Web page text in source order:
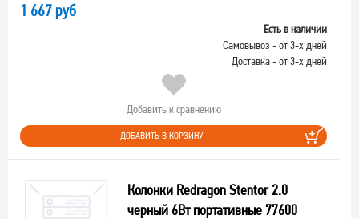
1 667 руб
Есть в наличии
Самовывоз - от 3-х дней
Доставка - от 3-х дней
Добавить к сравнению
ДОБАВИТЬ В КОРЗИНУ
Колонки Redragon Stentor 2.0
черный 6Вт портативные 77600